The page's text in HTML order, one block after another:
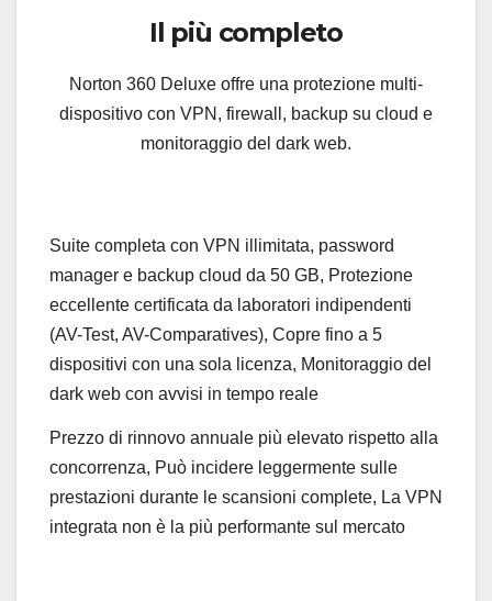
Il più completo
Norton 360 Deluxe offre una protezione multi-
dispositivo con VPN, firewall, backup su cloud e
monitoraggio del dark web.
Suite completa con VPN illimitata, password
manager e backup cloud da 50 GB, Protezione
eccellente certificata da laboratori indipendenti
(AV-Test, AV-Comparatives), Copre fino a 5
dispositivi con una sola licenza, Monitoraggio del
dark web con avvisi in tempo reale
Prezzo di rinnovo annuale più elevato rispetto alla
concorrenza, Può incidere leggermente sulle
prestazioni durante le scansioni complete, La VPN
integrata non è la più performante sul mercato